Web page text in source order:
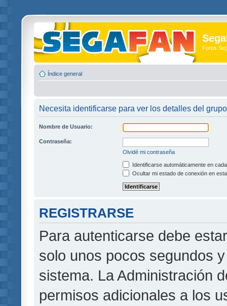
Foros
Índice general
Necesita identificarse para ver los detalles del grupo
Nombre de Usuario:
Contraseña:
Olvidé mi contraseña
Identificarse automáticamente en
Ocultar mi estado de conexión en
REGISTRARSE
Para autenticarse debe
solo unos pocos segundos
sistema. La Administración
permisos adicionales a los